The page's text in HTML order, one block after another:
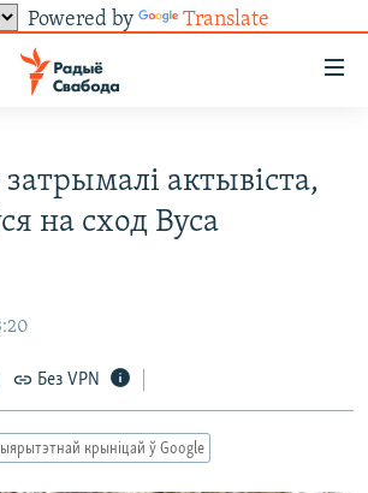
Powered by Translate
актывіста,
на сход Вуса
Без VPN
крыніцай ў Google